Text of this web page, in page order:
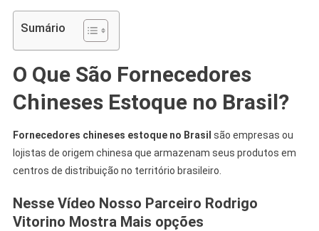
Sumário
O Que São Fornecedores
Chineses Estoque no Brasil?
Fornecedores chineses estoque no Brasil são empresas ou
lojistas de origem chinesa que armazenam seus produtos em
centros de distribuição no território brasileiro.
Nesse Vídeo Nosso Parceiro Rodrigo
Vitorino Mostra Mais opções